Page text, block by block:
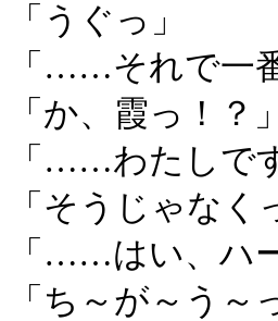
「うぐっ」
「……それで一
「か、霞っ！？」
「……わたしで
「そうじゃな
「……はい、ハ
「ち～が～う～